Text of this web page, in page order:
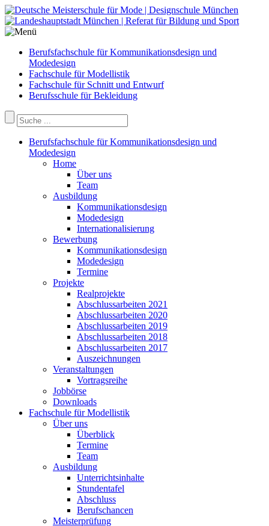
Berufsfachschule für Kommunikationsdesign und
Modedesign
Fachschule für Modellistik
Fachschule für Schnitt und Entwurf
Berufsschule für Bekleidung
Berufsfachschule für Kommunikationsdesign und
Modedesign
Home
Über uns
Team
Ausbildung
Kommunikationsdesign
Modedesign
Internationalisierung
Bewerbung
Kommunikationsdesign
Modedesign
Termine
Projekte
Realprojekte
Abschlussarbeiten 2021
Abschlussarbeiten 2020
Abschlussarbeiten 2019
Abschlussarbeiten 2018
Abschlussarbeiten 2017
Auszeichnungen
Veranstaltungen
Vortragsreihe
Jobbörse
Downloads
Fachschule für Modellistik
Über uns
Überblick
Termine
Team
Ausbildung
Unterrichtsinhalte
Stundentafel
Abschluss
Berufschancen
Meisterprüfung